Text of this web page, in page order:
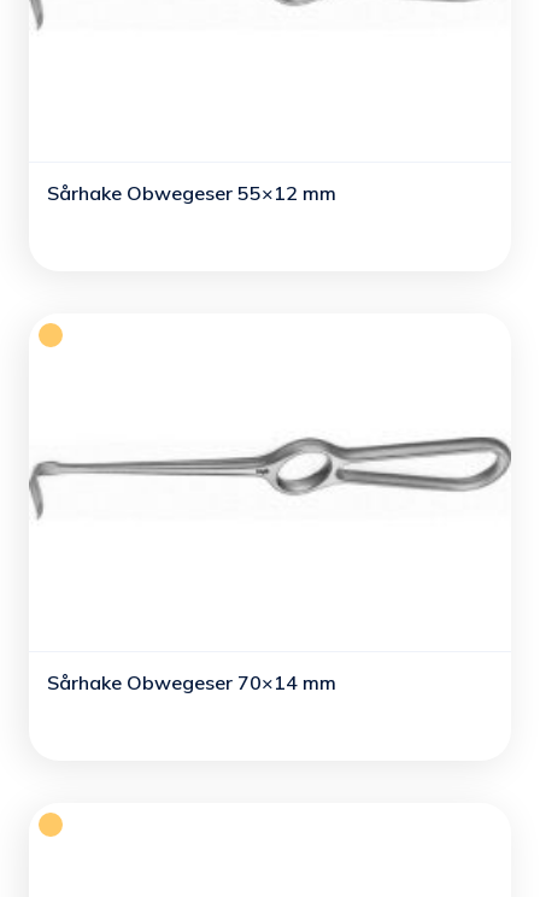
Sårhake Obwegeser 55×12 mm
Sårhake Obwegeser 70×14 mm